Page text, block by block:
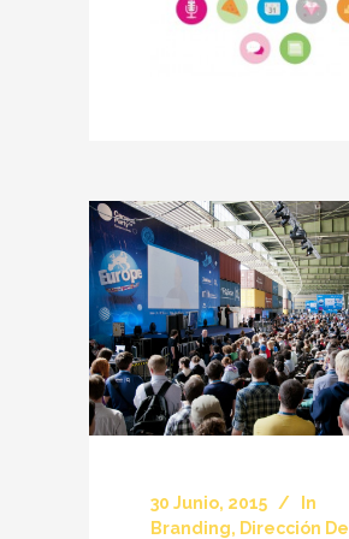
30 Junio, 2015
In
Branding, Dirección De